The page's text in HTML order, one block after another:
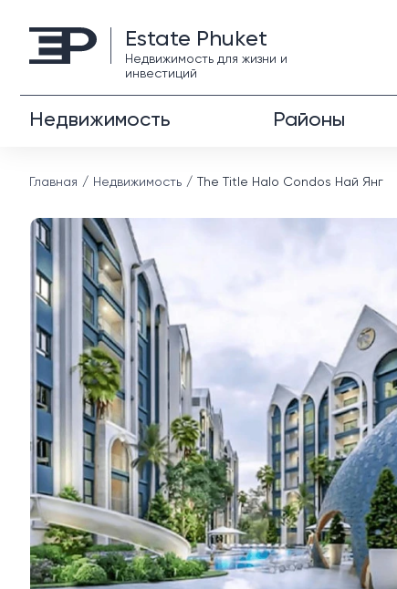
Estate Phuket
Недвижимость для жизни и
инвестиций
Недвижимость Районы
Главная Недвижимость The Title Halo Condos Най Янг